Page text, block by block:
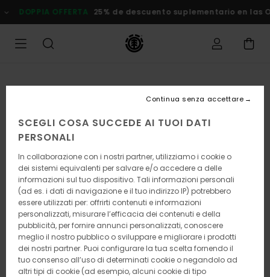
alle
informazioni
prodotto
DOPPIA OFFERTA 25% de descuento suplementario en las
SCEGLI COSA SUCCEDE AI TUOI DATI
PERSONALI
In collaborazione con i nostri partner, utilizziamo i cookie o
dei sistemi equivalenti per salvare e/o accedere a delle
informazioni sul tuo dispositivo. Tali informazioni personali
(ad es. i dati di navigazione e il tuo indirizzo IP) potrebbero
essere utilizzati per: offrirti contenuti e informazioni
personalizzati, misurare l’efficacia dei contenuti e della
pubblicità, per fornire annunci personalizzati, conoscere
meglio il nostro pubblico o sviluppare e migliorare i prodotti
dei nostri partner. Puoi configurare la tua scelta fornendo il
tuo consenso all’uso di determinati cookie o negandolo ad
altri tipi di cookie (ad esempio, alcuni cookie di tipo
Continua senza accettare